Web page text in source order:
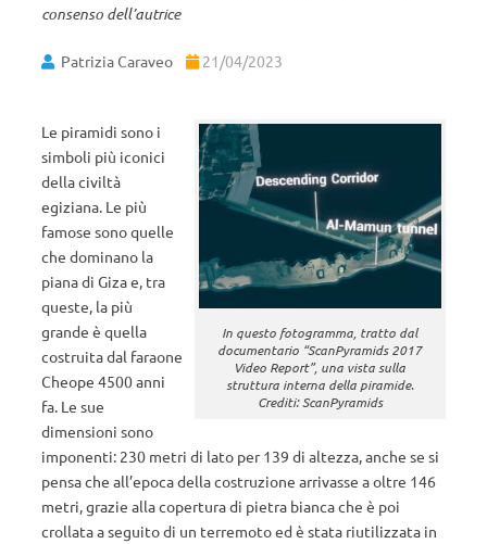
consenso dell’autrice
Patrizia Caraveo 21/04/2023
In questo fotogramma, tratto dal
documentario “ScanPyramids 2017
Video Report”, una vista sulla
struttura interna della piramide.
Crediti: ScanPyramids
Le piramidi sono i
simboli più iconici
della civiltà
egiziana. Le più
famose sono quelle
che dominano la
piana di Giza e, tra
queste, la più
grande è quella
costruita dal faraone
Cheope 4500 anni
fa. Le sue
dimensioni sono
imponenti: 230 metri di lato per 139 di altezza, anche se si
pensa che all’epoca della costruzione arrivasse a oltre 146
metri, grazie alla copertura di pietra bianca che è poi
crollata a seguito di un terremoto ed è stata riutilizzata in